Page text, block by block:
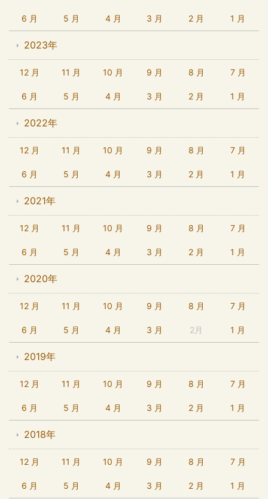
6 月 5 月 4 月 3 月 2 月 1 月
2023年
12 月 11 月 10 月 9 月 8 月 7 月
6 月 5 月 4 月 3 月 2 月 1 月
2022年
12 月 11 月 10 月 9 月 8 月 7 月
6 月 5 月 4 月 3 月 2 月 1 月
2021年
12 月 11 月 10 月 9 月 8 月 7 月
6 月 5 月 4 月 3 月 2 月 1 月
2020年
12 月 11 月 10 月 9 月 8 月 7 月
6 月 5 月 4 月 3 月 2月 1 月
2019年
12 月 11 月 10 月 9 月 8 月 7 月
6 月 5 月 4 月 3 月 2 月 1 月
2018年
12 月 11 月 10 月 9 月 8 月 7 月
6 月 5 月 4 月 3 月 2 月 1 月